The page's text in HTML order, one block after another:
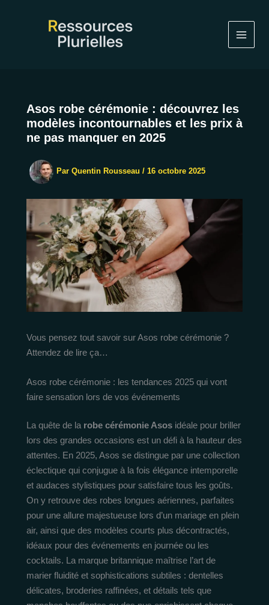
Asos robe cérémonie : découvrez les
modèles incontournables et les prix à
ne pas manquer en 2025
Par Quentin Rousseau / 16 octobre 2025
Vous pensez tout savoir sur Asos robe cérémonie ?
Attendez de lire ça…
Asos robe cérémonie : les tendances 2025 qui vont
faire sensation lors de vos événements
La quête de la robe cérémonie Asos idéale pour briller
lors des grandes occasions est un défi à la hauteur des
attentes. En 2025, Asos se distingue par une collection
éclectique qui conjugue à la fois élégance intemporelle
et audaces stylistiques pour satisfaire tous les goûts.
On y retrouve des robes longues aériennes, parfaites
pour une allure majestueuse lors d’un mariage en plein
air, ainsi que des modèles courts plus décontractés,
idéaux pour des événements en journée ou les
cocktails. La marque britannique maîtrise l’art de
marier fluidité et sophistications subtiles : dentelles
délicates, broderies raffinées, et détails tels que